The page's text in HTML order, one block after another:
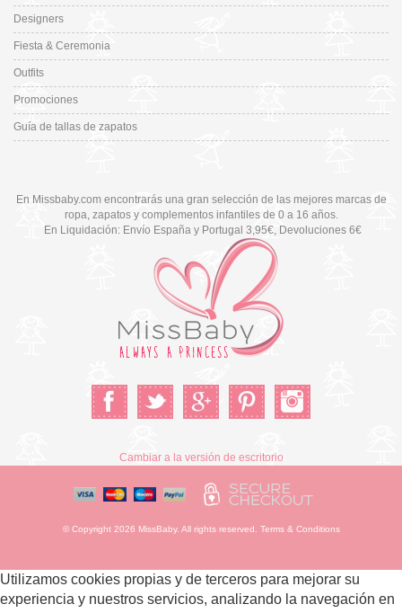
Designers
Fiesta & Ceremonia
Outfits
Promociones
Guía de tallas de zapatos
En Missbaby.com encontrarás una gran selección de las mejores marcas de
ropa, zapatos y complementos infantiles de 0 a 16 años.
En Liquidación: Envío España y Portugal 3,95€, Devoluciones 6€
Cambiar a la versión de escritorio
© Copyright 2026 MissBaby. All rights reserved. Terms & Conditions
Utilizamos cookies propias y de terceros para mejorar su
experiencia y nuestros servicios, analizando la navegación en